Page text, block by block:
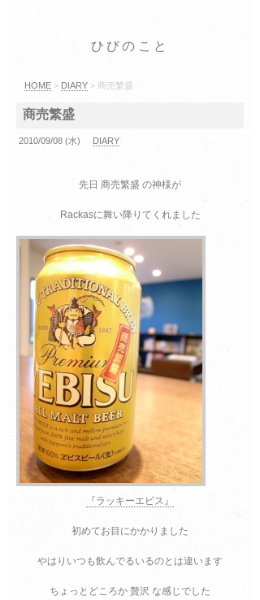
ひびのこと
HOME > DIARY > 商売繁盛
商売繁盛
2010/09/08 (水) DIARY
先日 商売繁盛 の神様が
Rackasに舞い降りてくれました
『ラッキーエビス』
初めてお目にかかりました
やはりいつも飲んでるいるのとは違います
ちょっとどころか 贅沢 な感じでした